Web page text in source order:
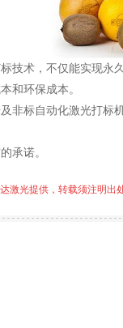
技术，不仅能实现
和环保成本。
非标自动化激光打标
承诺。
激光提供，转载须注明出